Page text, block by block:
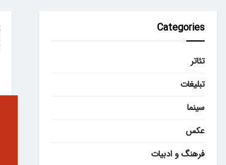
Categories
تئاتر
تبلیغات
سینما
عکس
فرهنگ و ادبیات